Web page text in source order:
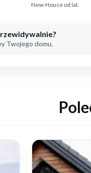
New-House od lat.
Twojego domu.